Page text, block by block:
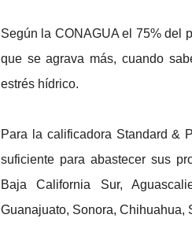
Según la CONAGUA el 75% del
que se agrava más, cuando
estrés hídrico.
Para la calificadora Standard &
suficiente para abastecer sus
Baja California Sur,
Guanajuato, Sonora, Chihuahua,